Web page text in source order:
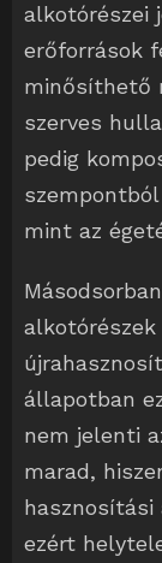
alkotórészei
erőforrások
minősíthető
szerves
pedig
mint az
alkotórészek
állapotban
nem jelenti
marad,
hasznosítási
ezért